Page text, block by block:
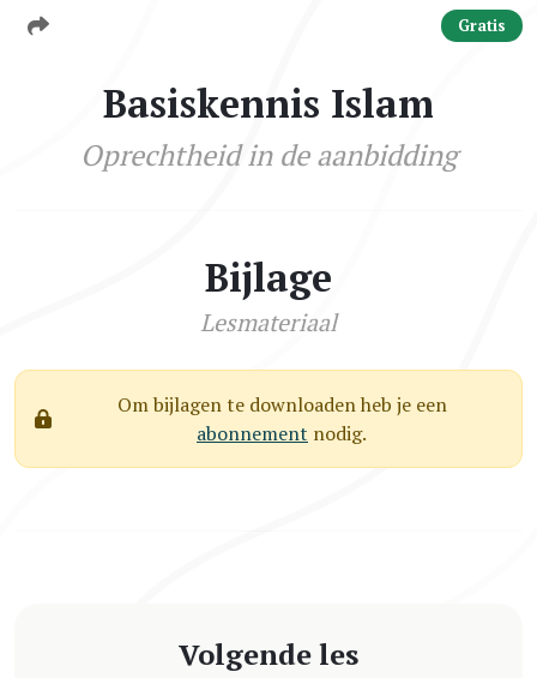
Gratis
Basiskennis Islam
Oprechtheid in de aanbidding
Bijlage
Lesmateriaal
Om bijlagen te downloaden heb je een
abonnement nodig.
Volgende les